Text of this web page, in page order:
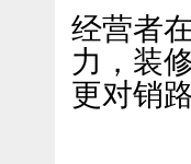
经营者
力，装
更对销路